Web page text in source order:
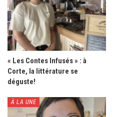
« Les Contes Infusés » : à
Corte, la littérature se
déguste!
À LA UNE